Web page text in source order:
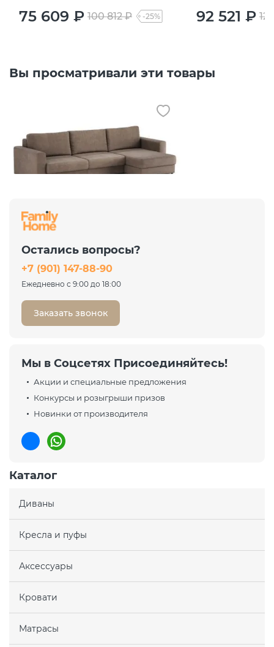
75 609 ₽ 100 812 ₽ -25% 92 521 ₽
Вы просматривали эти товары
Диван угловой Ларсон 3М
99 717 ₽ 132 956 ₽
Остались вопросы?
+7 (901) 147-88-90
Ежедневно с 9:00 до 18:00
Заказать звонок
Мы в Соцсетях Присоединяйтесь!
Акции и специальные предложения
Конкурсы и розыгрыши призов
Новинки от производителя
Каталог
Диваны
Кресла и пуфы
Аксессуары
Кровати
Матрасы